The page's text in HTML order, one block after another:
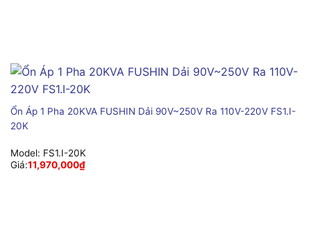
Ổn Áp 1 Pha 20KVA FUSHIN Dải 90V~250V Ra 110V-220V FS1.I-
20K
Model: FS1.I-20K
Giá:11,970,000₫